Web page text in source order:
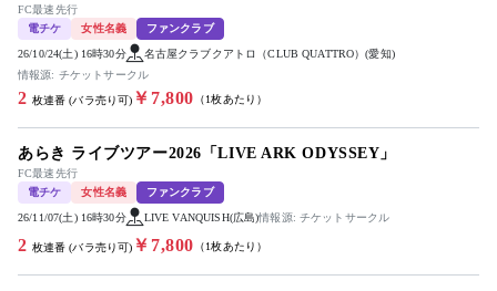
FC最速先行
電チケ
女性名義 ファンクラブ
26/10/24(土) 16時30分
名古屋クラブクアトロ（CLUB QUATTRO）(愛知)
情報源: チケットサークル
2 枚連番 (バラ売り可) ￥7,800 （1枚あたり）
あらき ライブツアー2026「LIVE ARK ODYSSEY」
FC最速先行
電チケ
女性名義 ファンクラブ
26/11/07(土) 16時30分 LIVE VANQUISH(広島)情報源: チケットサークル
2 枚連番 (バラ売り可) ￥7,800 （1枚あたり）